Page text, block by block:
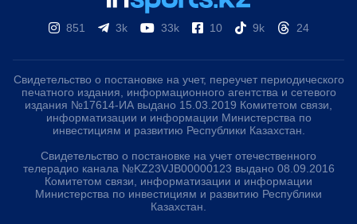
851 3k 33k 10 9k 24
Свидетельство о постановке на учет, переучет периодического
печатного издания, информационного агентства и сетевого
издания №17614-ИА выдано 15.03.2019 Комитетом связи,
информатизации и информации Министерства по
инвестициям и развитию Республики Казахстан.
Свидетельство о постановке на учет отечественного
телерадио канала №KZ23VJB00000123 выдано 08.09.2016
Комитетом связи, информатизации и информации
Министерства по инвестициям и развитию Республики
Казахстан.